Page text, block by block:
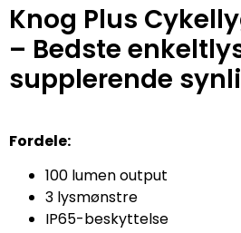
Knog Plus
– Bedste
supplerende
Fordele:
100 lumen output
3 lysmønstre
IP65-beskyttelse